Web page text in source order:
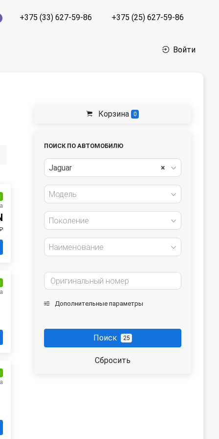
+375 (33) 627-59-86 +375 (25) 627-59-86
Войти
Корзина 0
ПОИСК ПО АВТОМОБИЛЮ
×
Jaguar
Модель
Поколение
Наименование
Дополнительные параметры
Поиск 25
Сбросить